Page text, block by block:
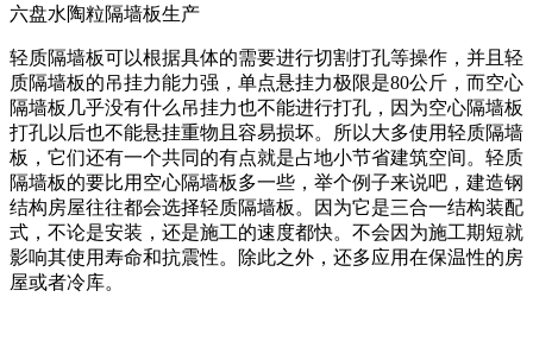
六盘水陶粒隔墙板生产
轻质隔墙板可以根据具体的需要进行切割打孔等操作，并且轻
质隔墙板的吊挂力能力强，单点悬挂力极限是80公斤，而空心
隔墙板几乎没有什么吊挂力也不能进行打孔，因为空心隔墙板
打孔以后也不能悬挂重物且容易损坏。所以大多使用轻质隔墙
板，它们还有一个共同的有点就是占地小节省建筑空间。轻质
隔墙板的要比用空心隔墙板多一些，举个例子来说吧，建造钢
结构房屋往往都会选择轻质隔墙板。因为它是三合一结构装配
式，不论是安装，还是施工的速度都快。不会因为施工期短就
影响其使用寿命和抗震性。除此之外，还多应用在保温性的房
屋或者冷库。